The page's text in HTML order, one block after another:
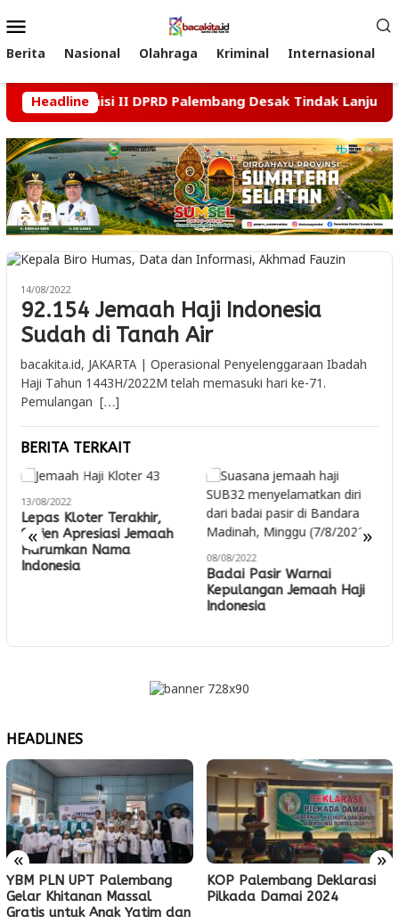
ke
kontenMobile
Berita Nasional Olahraga Kriminal Internasional
Headline
Komisi II DPRD Palembang Desak Tindak Lanjut Kasus
14/08/2022
92.154 Jemaah Haji Indonesia
Sudah di Tanah Air
bacakita.id, JAKARTA | Operasional Penyelenggaraan Ibadah
Haji Tahun 1443H/2022M telah memasuki hari ke-71.
Pemulangan […]
BERITA TERKAIT
« »
13/08/2022
Lepas Kloter Terakhir,
Sekjen Apresiasi Jemaah
Harumkan Nama
Indonesia
08/08/2022
Badai Pasir Warnai
Kepulangan Jemaah Haji
Indonesia
HEADLINES
« »
YBM PLN UPT Palembang
Gelar Khitanan Massal
Gratis untuk Anak Yatim dan
KOP Palembang Deklarasi
Pilkada Damai 2024